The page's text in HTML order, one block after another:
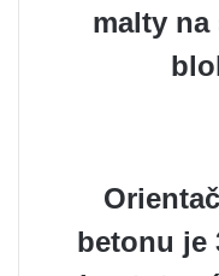
malty na
betonu je